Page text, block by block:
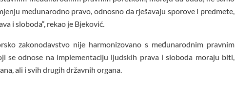
međunarodno pravo, odnosno da rješavaju sporove i predmete,
i sloboda“, rekao je Bjeković.
zakonodavstvo nije harmonizovano s međunarodnim pravnim
se odnose na implementaciju ljudskih prava i sloboda moraju biti,
ali i svih drugih državnih organa.